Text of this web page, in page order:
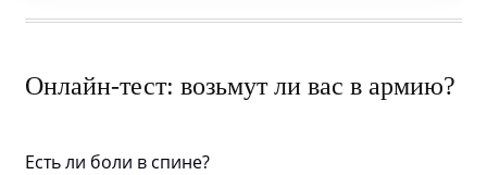
Онлайн-тест: возьмут ли вас в армию?
Есть ли боли в спине?